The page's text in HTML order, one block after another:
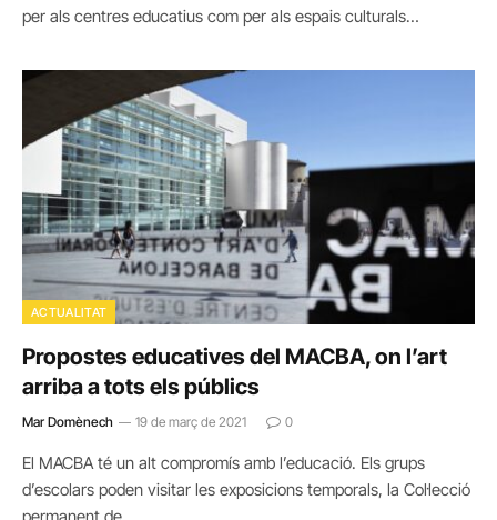
per als centres educatius com per als espais culturals…
ACTUALITAT
Propostes educatives del MACBA, on l’art
arriba a tots els públics
Mar Domènech 19 de març de 2021 0
El MACBA té un alt compromís amb l’educació. Els grups
d’escolars poden visitar les exposicions temporals, la Col·lecció